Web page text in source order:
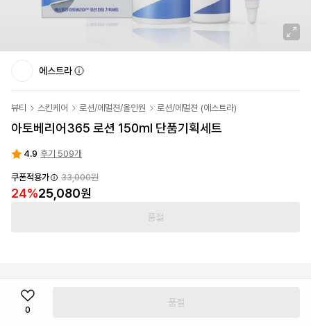
에스트라
뷰티 스킨케어 로션/에멀젼/올인원 로션/에멀젼 (에스트라)
아토베리어365 로션 150ml 단품기획세트
4.9 후기 509개
쿠폰적용가 33,000원
24%25,080원
품절
0
품절